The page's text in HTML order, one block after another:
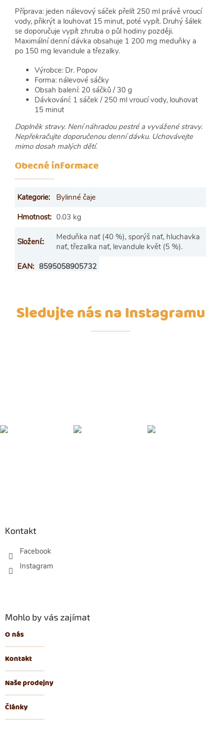
Příprava: jeden nálevový sáček přelít 250 ml právě vroucí
vody, přikrýt a louhovat 15 minut, poté vypít. Druhý šálek
se doporučuje vypít zhruba o půl hodiny později.
Maximální denní dávka obsahuje 1 200 mg meduňky a
po 150 mg levandule a třezalky.
Výrobce: Dr. Popov
Forma: nálevové sáčky
Obsah balení: 20 sáčků / 30 g
Dávkování: 1 sáček / 250 ml vroucí vody, louhovat
15 minut
Doplněk stravy. Není náhradou pestré a vyvážené stravy.
Nepřekračujte doporučenou denní dávku. Uchovávejte
mimo dosah malých dětí.
Obecné informace
Kategorie:
Bylinné čaje
Hmotnost: 0.03 kg
Složení::
Meduňka nať (40 %), sporýš nať, hluchavka
nať, třezalka nať, levandule květ (5 %).
EAN: 8595058905732
Sledujte nás na Instagramu
Kontakt
Facebook
Mohlo by vás zajímat
O nás
Kontakt
Naše prodejny
Články